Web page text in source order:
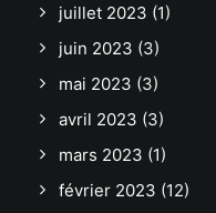
juillet 2023 (1)
juin 2023 (3)
mai 2023 (3)
avril 2023 (3)
mars 2023 (1)
février 2023 (12)